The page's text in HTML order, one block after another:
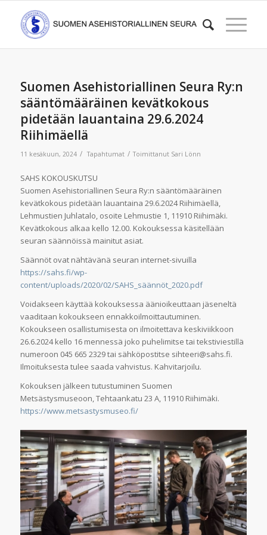
Suomen Asehistoriallinen Seura Ry:n
sääntömääräinen kevätkokous
pidetään lauantaina 29.6.2024
Riihimäellä
11 kesäkuun, 2024 / Tapahtumat / Toimittanut Sari Lönn
SAHS KOKOUSKUTSU
Suomen Asehistoriallinen Seura Ry:n sääntömääräinen
kevätkokous pidetään lauantaina 29.6.2024 Riihimäellä,
Lehmustien Juhlatalo, osoite Lehmustie 1, 11910 Riihimäki.
Kevätkokous alkaa kello 12.00. Kokouksessa käsitellään
seuran säännöissä mainitut asiat.
Säännöt ovat nähtävänä seuran internet-sivuilla
https://sahs.fi/wp-
content/uploads/2020/02/SAHS_säännöt_2020.pdf
Voidakseen käyttää kokouksessa äänioikeuttaan jäseneltä
vaaditaan kokoukseen ennakkoilmoittautuminen.
Kokoukseen osallistumisesta on ilmoitettava keskiviikkoon
26.6.2024 kello 16 mennessä joko puhelimitse tai tekstiviestillä
numeroon 045 665 2329 tai sähköpostitse sihteeri@sahs.fi.
Ilmoituksesta tulee saada vahvistus. Kahvitarjoilu.
Kokouksen jälkeen tutustuminen Suomen
Metsästysmuseoon, Tehtaankatu 23 A, 11910 Riihimäki.
https://www.metsastysmuseo.fi/